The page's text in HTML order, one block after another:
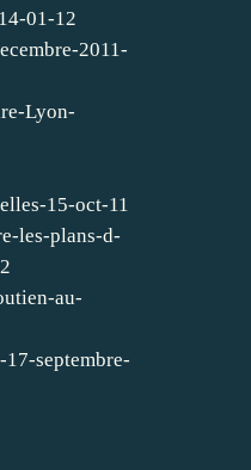
01-12
2011-
Lyon-
15-oct-11
les-plans-d-
au-
septembre-